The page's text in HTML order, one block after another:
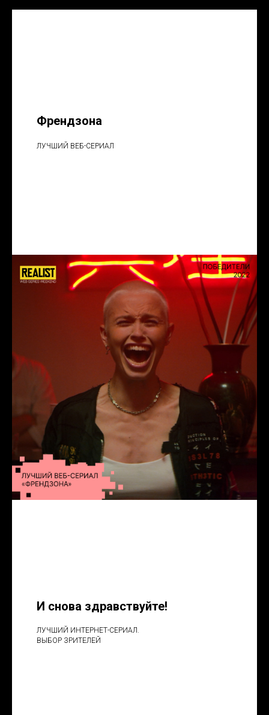
Френдзона
ЛУЧШИЙ ВЕБ-СЕРИАЛ
И снова здравствуйте!
ЛУЧШИЙ ИНТЕРНЕТ-СЕРИАЛ.
ВЫБОР ЗРИТЕЛЕЙ